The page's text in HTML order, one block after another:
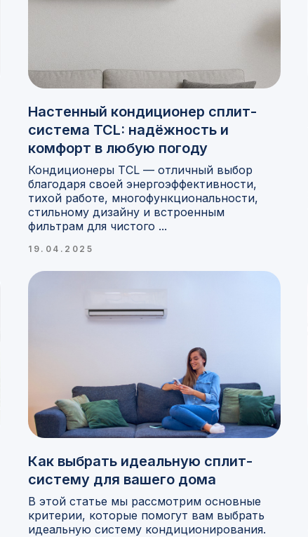
Настенный кондиционер сплит-
система TCL: надёжность и
комфорт в любую погоду
Кондиционеры TCL — отличный выбор
благодаря своей энергоэффективности,
тихой работе, многофункциональности,
стильному дизайну и встроенным
фильтрам для чистого ...
19.04.2025
Как выбрать идеальную сплит-
систему для вашего дома
В этой статье мы рассмотрим основные
критерии, которые помогут вам выбрать
идеальную систему кондиционирования.